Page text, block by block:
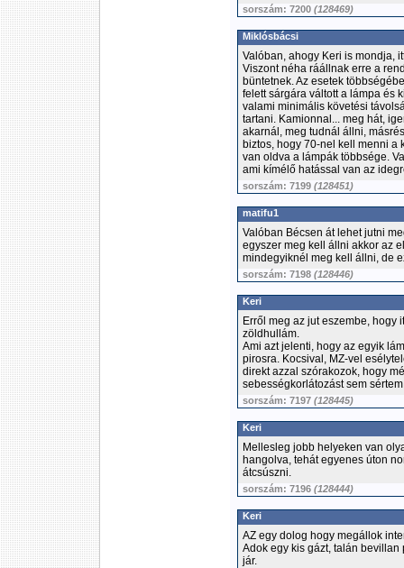
sorszám: 7200 (128469)
Miklósbácsi
Valóban, ahogy Keri is mondja,
Viszont néha ráállnak erre a
büntetnek. Az esetek
felett sárgára váltott a lámpa és
valami minimális követési
tartani. Kamionnal... meg hát,
akarnál, meg tudnál állni,
biztos, hogy 70-nel kell menni a
van oldva a lámpák többsége.
ami kímélő hatással van az
sorszám: 7199 (128451)
matifu1
Valóban Bécsen át lehet jutni
egyszer meg kell állni akkor az
mindegyiknél meg kell állni, de
sorszám: 7198 (128446)
Keri
Erről meg az jut eszembe, hogy
zöldhullám.
Ami azt jelenti, hogy az egyik
pirosra. Kocsival, MZ-vel
direkt azzal szórakozok, hogy
sebességkorlátozást sem
sorszám: 7197 (128445)
Keri
Mellesleg jobb helyeken van
hangolva, tehát egyenes úton
átcsúszni.
sorszám: 7196 (128444)
Keri
AZ egy dolog hogy megállok
Adok egy kis gázt, talán
jár.